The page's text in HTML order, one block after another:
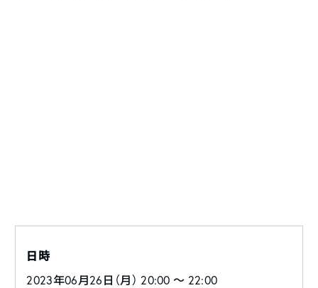
日時
2023年06月26日（月） 20:00 〜 22:00